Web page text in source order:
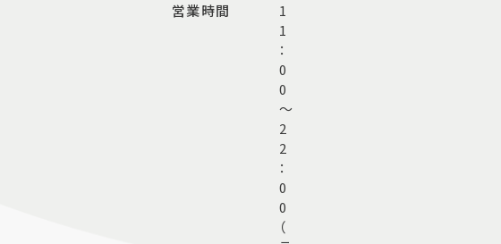
営業時間
1
1
：
0
0
～
2
2
：
0
0
（